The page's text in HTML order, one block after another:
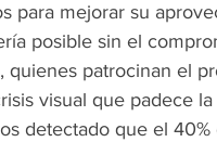
para mejorar su
posible sin el
quienes patrocinan el
visual que padece
detectado que el